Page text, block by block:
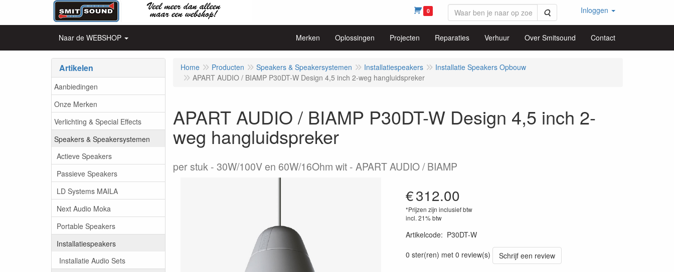
0 Zoeken Inloggen
Naar de WEBSHOP Merken Oplossingen Projecten Reparaties Verhuur Over Smitsound Contact
Artikelen
Aanbiedingen
Onze Merken
Verlichting & Special Effects
Speakers & Speakersystemen
Actieve Speakers
Passieve Speakers
LD Systems MAILA
Next Audio Moka
Portable Speakers
Installatiespeakers
Installatie Audio Sets
Home Producten Speakers & Speakersystemen Installatiespeakers
Installatie Speakers Opbouw
APART AUDIO / BIAMP P30DT-W Design 4,5 inch 2-weg hangluidspreker
APART AUDIO / BIAMP P30DT-W Design 4,5 inch 2-
weg hangluidspreker
per stuk 30W/100V en 60W/16Ohm wit - APART AUDIO / BIAMP
€312.00
*Prijzen zijn inclusief btw
incl. 21% btw
Artikelcode: P30DT-W
0 ster(ren) met 0 review(s)
Schrijf een review